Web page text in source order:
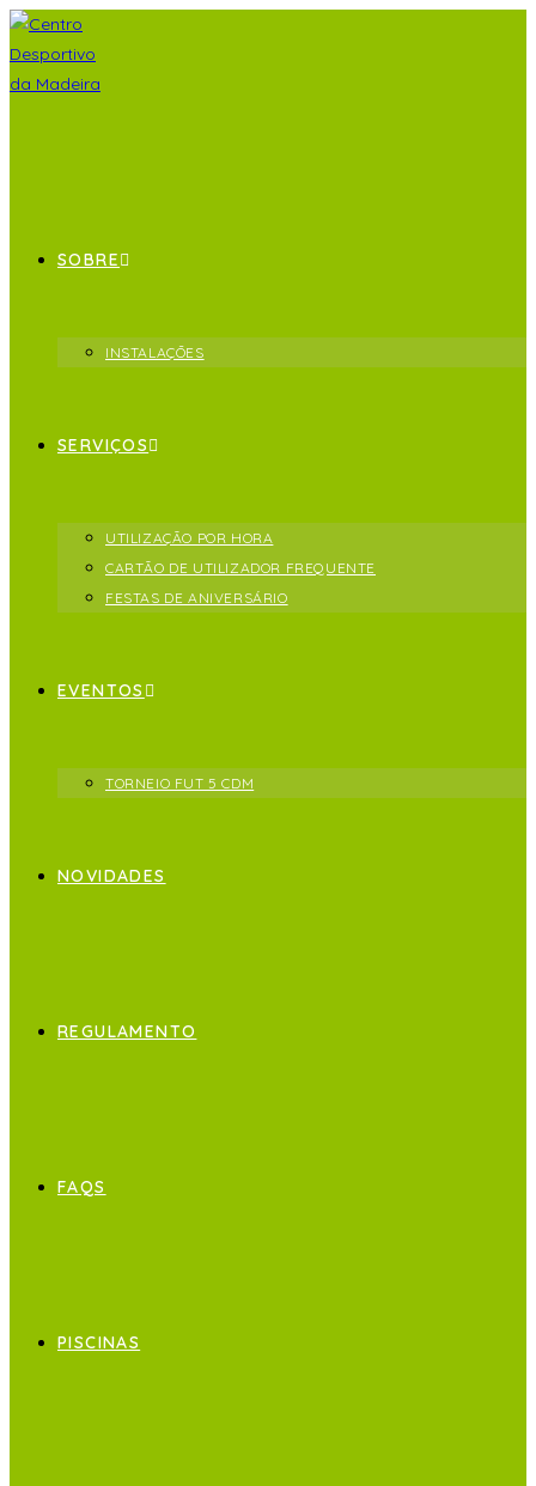
SOBRE
INSTALAÇÕES
SERVIÇOS
UTILIZAÇÃO POR HORA
CARTÃO DE UTILIZADOR FREQUENTE
FESTAS DE ANIVERSÁRIO
EVENTOS
TORNEIO FUT 5 CDM
NOVIDADES
REGULAMENTO
FAQS
PISCINAS